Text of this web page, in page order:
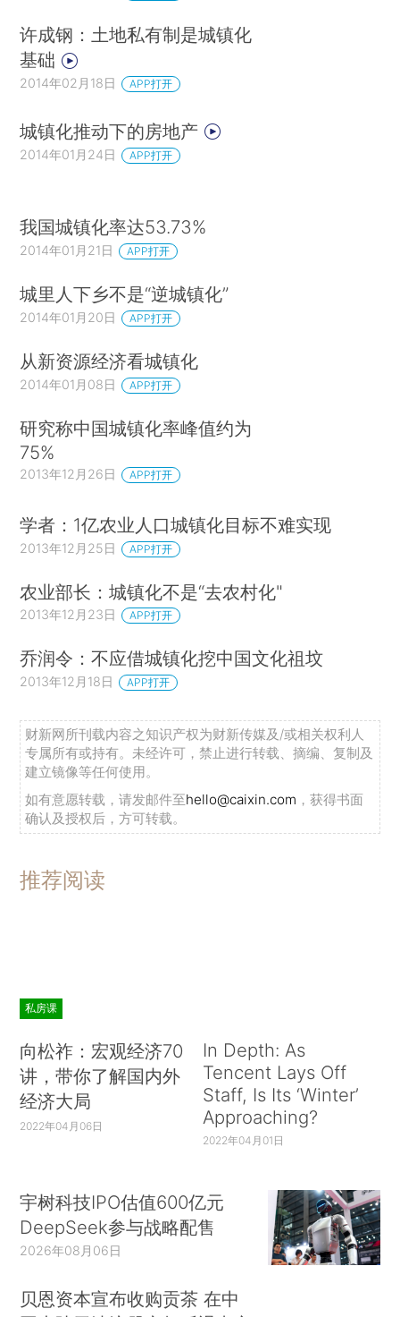
许成钢：土地私有制是城镇化
基础
2014年02月18日 APP打开
城镇化推动下的房地产
2014年01月24日 APP打开
我国城镇化率达53.73%
2014年01月21日 APP打开
城里人下乡不是“逆城镇化”
2014年01月20日 APP打开
从新资源经济看城镇化
2014年01月08日 APP打开
研究称中国城镇化率峰值约为
75%
2013年12月26日 APP打开
学者：1亿农业人口城镇化目标不难实现
2013年12月25日 APP打开
农业部长：城镇化不是“去农村化"
2013年12月23日 APP打开
乔润令：不应借城镇化挖中国文化祖坟
2013年12月18日 APP打开
财新网所刊载内容之知识产权为财新传媒及/或相关权利人
专属所有或持有。未经许可，禁止进行转载、摘编、复制及
建立镜像等任何使用。
如有意愿转载，请发邮件至hello@caixin.com ，获得书面
确认及授权后，方可转载。
推荐阅读
私房课
向松祚：宏观经济70
讲，带你了解国内外
经济大局
2022年04月06日
In Depth: As
Tencent Lays Off
Staff, Is Its ‘Winter’
Approaching?
2022年04月01日
宇树科技IPO估值600亿元
DeepSeek参与战略配售
2026年08月06日
贝恩资本宣布收购贡茶 在中